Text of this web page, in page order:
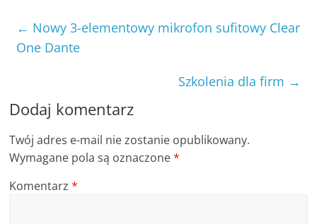
← Nowy 3-elementowy mikrofon sufitowy Clear
One Dante
Szkolenia dla firm →
Dodaj komentarz
Twój adres e-mail nie zostanie opublikowany.
Wymagane pola są oznaczone*
Komentarz*